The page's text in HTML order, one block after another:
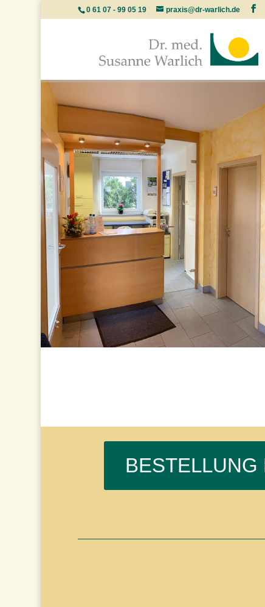
0 61 07 - 99 05 19 praxis@dr-warlich.de
BESTELLUNG